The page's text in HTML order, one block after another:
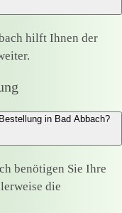
hilft Ihnen der
in Bad Abbach?
benötigen Sie Ihre
die